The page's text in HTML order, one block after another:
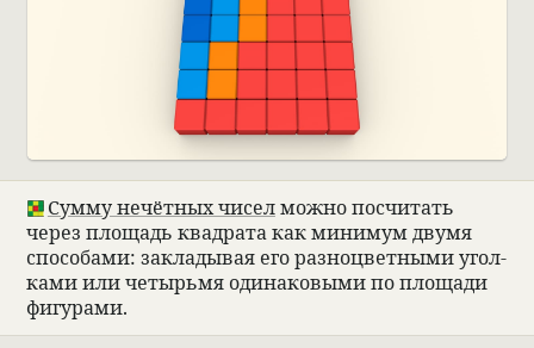
Сумму нечёт­ных чиселможно посчи­тать
через площадь квад­рата как минимум двумя
спо­со­бами: закла­ды­вая его раз­ноцвет­ными угол­
ками или четырьмя оди­на­ко­выми по площади
фигу­рами.